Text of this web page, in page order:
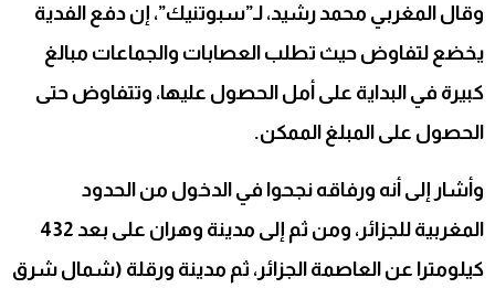
وقال المغربي محمد رشيد، لـ”سبوتنيك”، إن دفع الفدية
يخضع لتفاوض حيث تطلب العصابات والجماعات مبالغ
كبيرة في البداية على أمل الحصول عليها، وتتفاوض حتى
الحصول على المبلغ الممكن.
وأشار إلى أنه ورفاقه نجحوا في الدخول من الحدود
المغربية للجزائر، ومن ثم إلى مدينة وهران على بعد 432
كيلومترا عن العاصمة الجزائر، ثم مدينة ورقلة (شمال شرق